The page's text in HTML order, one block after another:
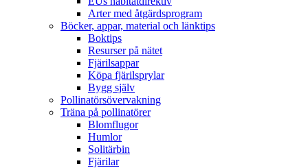
Arter med åtgärdsprogram
Böcker, appar, material och länktips
Boktips
Resurser på nätet
Fjärilsappar
Köpa fjärilsprylar
Bygg själv
Pollinatörsövervakning
Träna på pollinatörer
Blomflugor
Humlor
Solitärbin
Fjärilar